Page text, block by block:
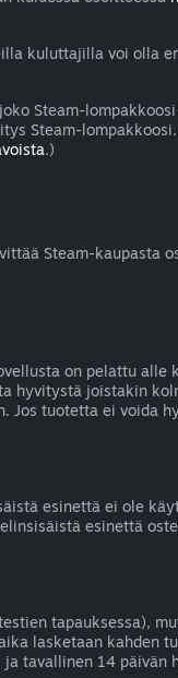
kuluttajilla voi olla
Steam-
Steam-
.)
Steam-kaupasta
on pelattu alle
hyvitystä joistakin
Jos tuotetta ei voida
esinettä ei ole
esinettä
tapauksessa),
lasketaan kahden
tavallinen 14 päivän